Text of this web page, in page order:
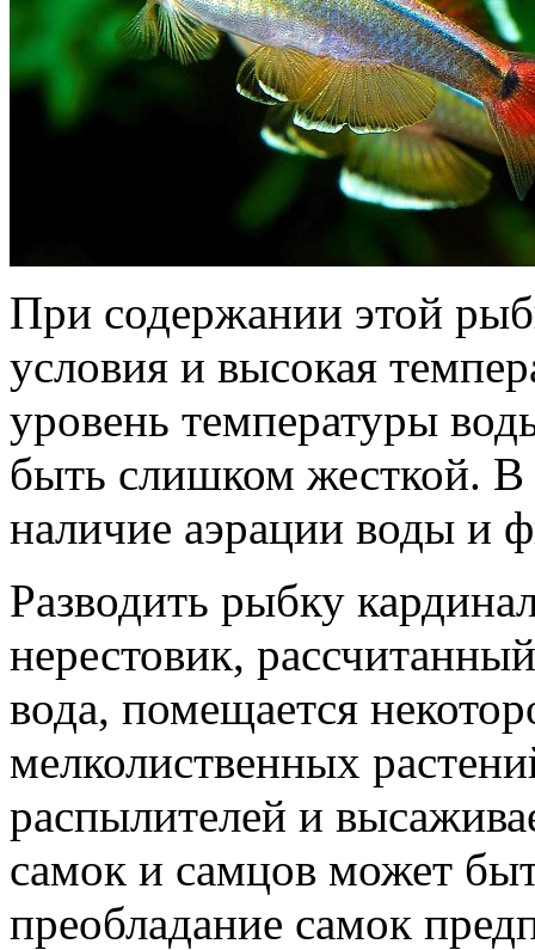
При содержании этой
условия и высокая
уровень температуры
быть слишком жесткой. В
наличие аэрации воды и
Разводить рыбку
нерестовик,
вода, помещается
мелколиственных
распылителей и
самок и самцов может
преобладание самок